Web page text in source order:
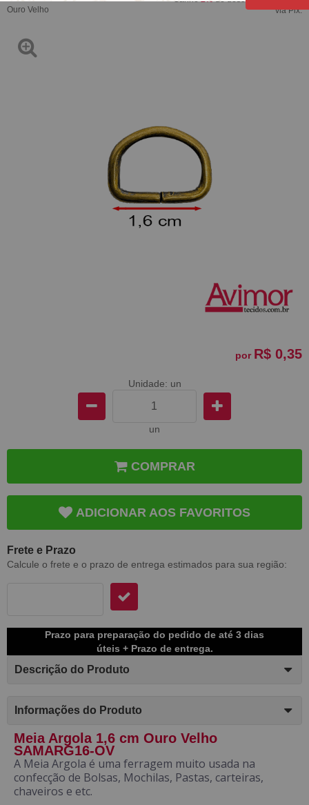
Ouro Velho
via Pix.
por R$ 0,35
Unidade: un
un
COMPRAR
ADICIONAR AOS FAVORITOS
Frete e Prazo
Calcule o frete e o prazo de entrega estimados para sua região:
Prazo para preparação do pedido de até 3 dias
úteis + Prazo de entrega.
Descrição do Produto
Informações do Produto
Meia Argola 1,6 cm Ouro Velho
SAMARG16-OV
A Meia Argola é uma ferragem muito usada na
confecção de Bolsas, Mochilas, Pastas, carteiras,
chaveiros e etc.